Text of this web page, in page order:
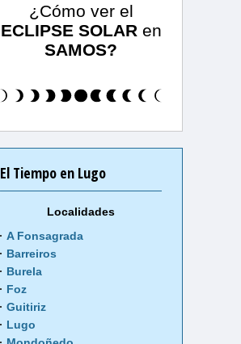
¿Cómo ver el
ECLIPSE SOLAR en
SAMOS?
El Tiempo en Lugo
Localidades
A Fonsagrada
Barreiros
Burela
Foz
Guitiriz
Lugo